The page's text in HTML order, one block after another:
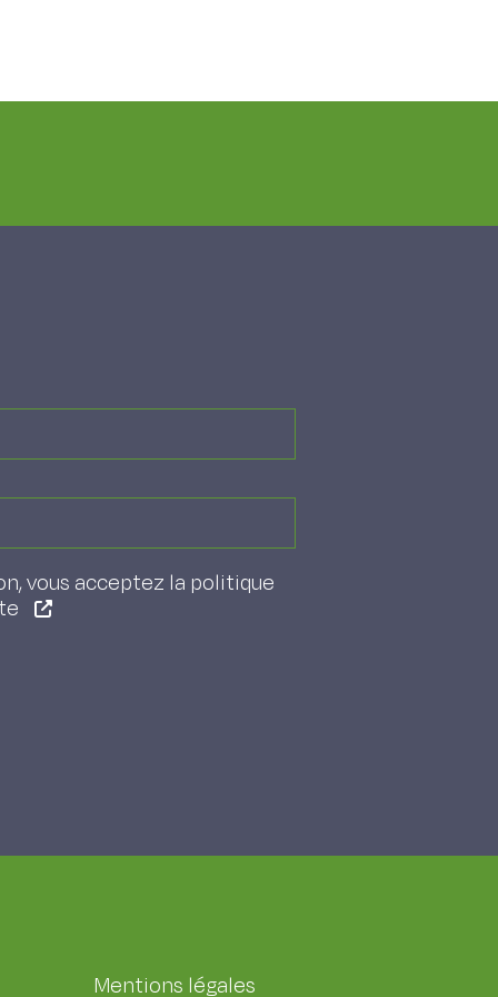
vous acceptez la politique
Mentions légales